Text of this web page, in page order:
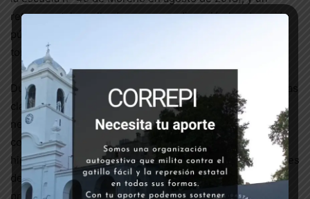
retroceso tal que llevó a poner en discusión la educación
pública durante el gobierno anterior, hoy la lucha gira en
torno a la pandemia.
Durante todo 2020, lxs docentes tuvieron que sostener las
clases a distancia como pudieron, sin los recursos
necesarios garantizados, y en casos como el de Chubut,
con varios meses sin cobrar un peso. Ya en 2021, la
hipocresía del debate electoral y la presión de los sectores
de la educación privada, forzaron un retorno a la
presencialidad sin vacunas garantizadas para todxs lxs